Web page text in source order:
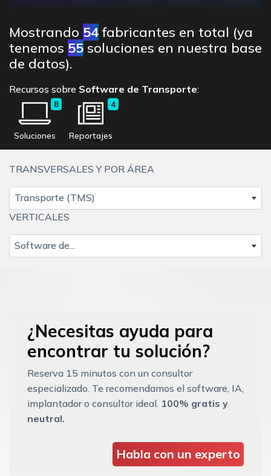
Mostrando 54fabricantes en total (ya
tenemos 55 soluciones en nuestra base
de datos).
Recursos sobre Software de Transporte:
8
Soluciones
4
Reportajes
TRANSVERSALES Y POR ÁREA
Transporte (TMS)
VERTICALES
Software de...
¿Necesitas ayuda para
encontrar tu solución?
Reserva 15 minutos con un consultor
especializado. Te recomendamos el software, IA,
implantador o consultor ideal. 100% gratis y
neutral.
Habla con un experto